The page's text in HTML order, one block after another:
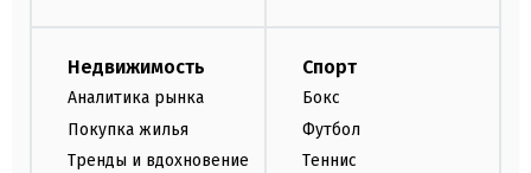
Недвижимость
Аналитика рынка
Покупка жилья
Тренды и вдохновение
Спорт
Бокс
Футбол
Теннис